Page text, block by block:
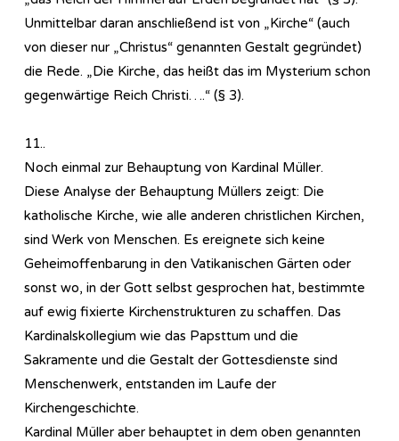
Unmittelbar daran anschließend ist von „Kirche“ (auch
von dieser nur „Christus“ genannten Gestalt gegründet)
die Rede. „Die Kirche, das heißt das im Mysterium schon
gegenwärtige Reich Christi….“ (§ 3).
11..
Noch einmal zur Behauptung von Kardinal Müller.
Diese Analyse der Behauptung Müllers zeigt: Die
katholische Kirche, wie alle anderen christlichen Kirchen,
sind Werk von Menschen. Es ereignete sich keine
Geheimoffenbarung in den Vatikanischen Gärten oder
sonst wo, in der Gott selbst gesprochen hat, bestimmte
auf ewig fixierte Kirchenstrukturen zu schaffen. Das
Kardinalskollegium wie das Papsttum und die
Sakramente und die Gestalt der Gottesdienste sind
Menschenwerk, entstanden im Laufe der
Kirchengeschichte.
Kardinal Müller aber behauptet in dem oben genannten